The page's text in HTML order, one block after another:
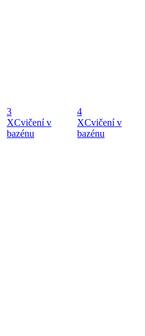
3
XCvičení v
bazénu
4
XCvičení v
bazénu